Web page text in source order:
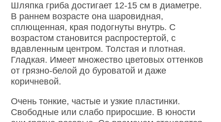
Шляпка гриба достигает 12-15 см в диаметре.
В раннем возрасте она шаровидная,
сплющенная, края подогнуты внутрь. С
возрастом становится распростертой, с
вдавленным центром. Толстая и плотная.
Гладкая. Имеет множество цветовых оттенков
от грязно-белой до буроватой и даже
коричневой.
Очень тонкие, частые и узкие пластинки.
Свободные или слабо приросшие. В юности